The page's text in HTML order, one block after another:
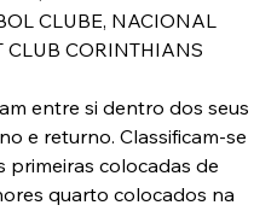
CLUBE, NACIONAL
CLUB CORINTHIANS
entre si dentro dos seus
e returno. Classificam-se
primeiras colocadas de
quarto colocados na